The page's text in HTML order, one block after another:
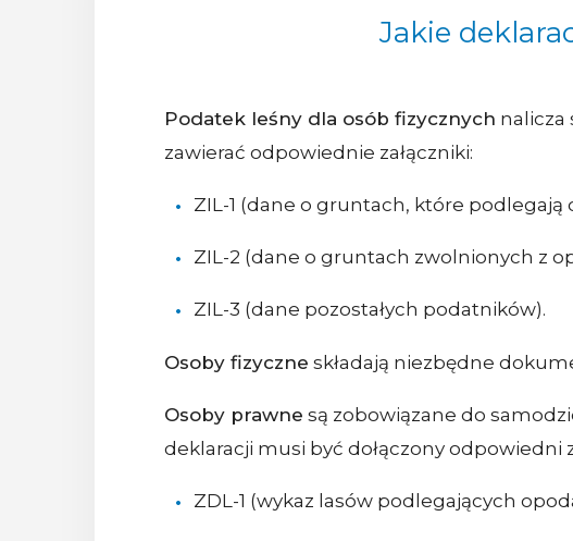
Jakie
Podatek leśny dla osób fizycznych nalicza
zawierać odpowiednie załączniki:
ZIL-1 (dane o gruntach, które podlegają
ZIL-2 (dane o gruntach zwolnionych z
ZIL-3 (dane pozostałych podatników).
Osoby fizyczne składają niezbędne
Osoby prawne są zobowiązane do
deklaracji musi być dołączony odpowiedni
ZDL-1 (wykaz lasów podlegających